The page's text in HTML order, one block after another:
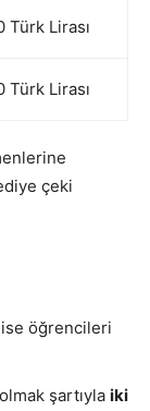
Türk Lirası
Türk Lirası
çeki
öğrencileri
şartıyla iki